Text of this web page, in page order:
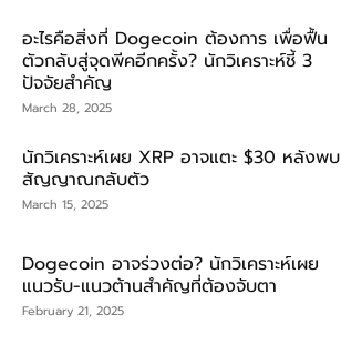
อะไรคือสิ่งที่ Dogecoin ต้องการ เพื่อฟื้น
ตัวกลับสู่จุดพีคอีกครั้ง? นักวิเคราะห์ชี้ 3
ปัจจัยสำคัญ
March 28, 2025
นักวิเคราะห์เผย XRP อาจแตะ $30 หลังพบ
สัญญาณกลับตัว
March 15, 2025
Dogecoin อาจร่วงต่อ? นักวิเคราะห์เผย
แนวรับ-แนวต้านสำคัญที่ต้องจับตา
February 21, 2025